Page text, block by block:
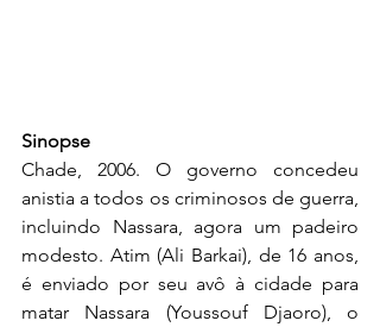
Sinopse
Chade, 2006. O governo concedeu
anistia a todos os criminosos de guerra,
incluindo Nassara, agora um padeiro
modesto. Atim (Ali Barkai), de 16 anos,
é enviado por seu avô à cidade para
matar Nassara (Youssouf Djaoro), o